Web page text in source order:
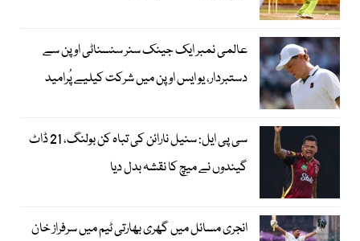
عالمی نمبر ایک جینک سنر سنسناٹی اوپن سے
دستبردار، یو ایس اوپن میں شرکت کیلیے پُرامید
سی پی ایل: سنیل نارائن کی تباہ کن بولنگ، 21 ڈاٹ
گیندوں نے میچ کا نقشہ بدل دیا
انجری مسائل میں گھری بھارتی ٹیم میں سرفراز خان